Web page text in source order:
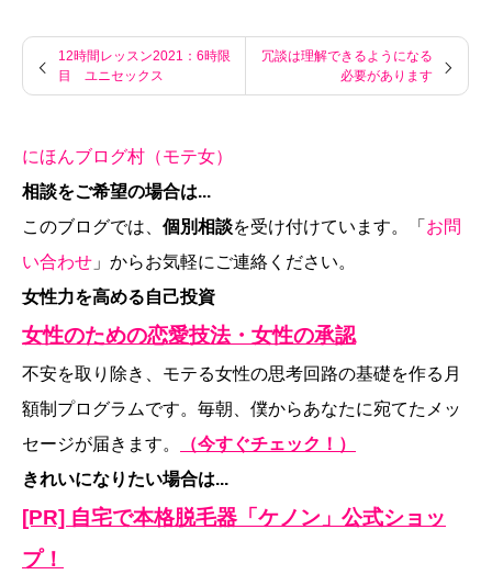
12時間レッスン2021：6時限
目 ユニセックス
冗談は理解できるようになる
必要があります
にほんブログ村（モテ女）
相談をご希望の場合は...
このブログでは、 個別相談を受け付けています。「 お問
い合わせ 」からお気軽にご連絡ください。
女性力を高める自己投資
女性のための恋愛技法・女性の承認
不安を取り除き、モテる女性の思考回路の基礎を作る月
額制プログラムです。毎朝、僕からあなたに宛てたメッ
セージが届きます。
（今すぐチェック！）
きれいになりたい場合は...
[PR] 自宅で本格脱毛器「ケノン」公式ショッ
プ！